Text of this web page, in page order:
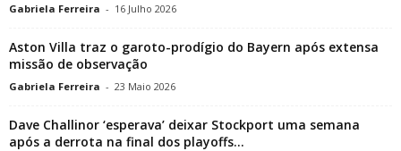
Gabriela Ferreira - 16 Julho 2026
Aston Villa traz o garoto-prodígio do Bayern após extensa
missão de observação
Gabriela Ferreira - 23 Maio 2026
Dave Challinor ‘esperava’ deixar Stockport uma semana
após a derrota na final dos playoffs...